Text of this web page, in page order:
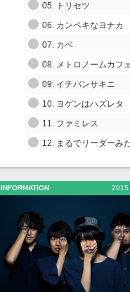
05. トリセツ
06. カンペキなヨナカ
07. カベ
08. メトロノームカフ
09. イチバンサキニ
10. ヨゲンはハズレタ
11. ファミレス
12. まるでリーダーみ
INFORMATION